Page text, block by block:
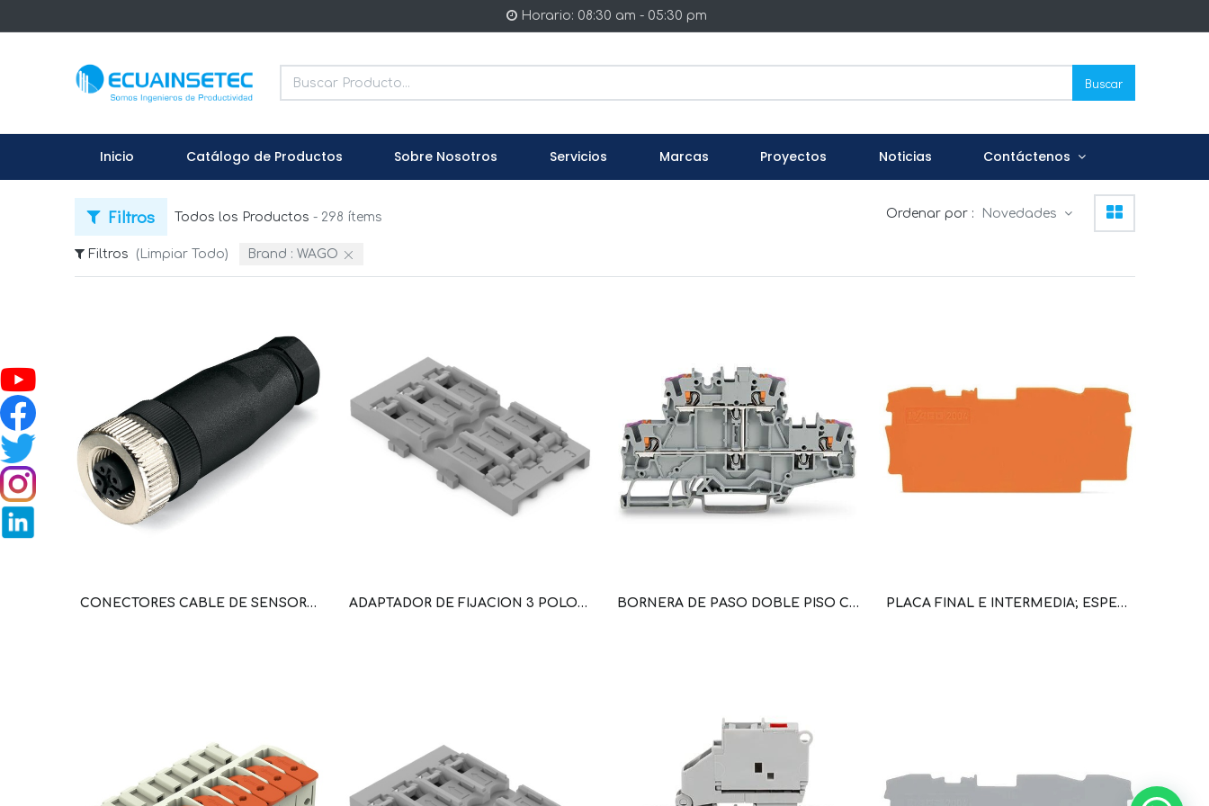
Horario: 08:30 am - 05:30 pm
Buscar
Inicio Catálogo de Productos Sobre Nosotros Servicios Marcas Proyectos Noticias Contáctenos
Filtros Todos los Productos - 298 ítems Ordenar por : Novedades
Filtros (Limpiar Todo) Brand : WAGO
CONECTORES CABLE DE SENSORES Y ACTUADORES; 4 POLOS; CONECTOR HEMBRA M12 AXIAL (WAG101305 / 756-9213/040-000) ADAPTADOR DE FIJACION 3 POLOS PARA BORNA DE CONEXION EN LINEA CON PALANCA COLOR GRIS (WAG101194 / 221-2523) BORNERA DE PASO DOBLE PISO CON TECLA DE ACCIONAMIENTO, PUENTEO INTERNO C.MAX 24A, SECCION 2.5MM2 (WAG101141 / 2202-2708) PLACA FINAL E INTERMEDIA; ESPESOR 0,8 MM NARANJA (WAG101103 / 2004-1392)